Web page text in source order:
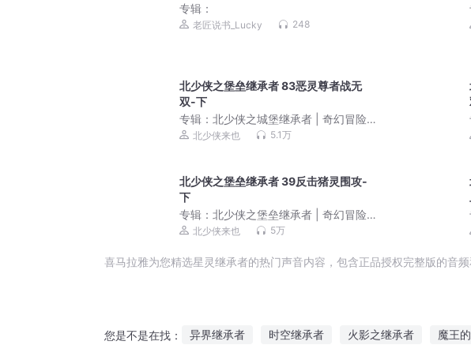
专辑：
老匠说书_Lucky 248
北少侠之堡垒继承者 83恶灵尊者战无
双-下
专辑： 北少侠之城堡继承者 | 奇幻冒险
励志·创造我的世界
北少侠来也 5.1万
北少侠之堡垒继承者 39反击猪灵围攻-
下
专辑： 北少侠之堡垒继承者 | 奇幻冒险 ·
空间思维
北少侠来也 5万
喜马拉雅为您精选星灵继承者的热门声音内容，包含正品授权完整版的音
您是不是在找： 异界继承者 时空继承者 火影之继承者 魔王